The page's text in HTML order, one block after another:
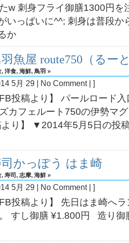
w 刺身フライ御膳1300円を
いっぱいに^^; 刺身は普段か
か
魚屋 route750（るー
, 洋食, 海鮮, 鳥羽 »
5月 29 | No Comment| ]
FB投稿より】 パールロード
カフェルート750の伊勢マ
り】 ▼2014年5月5日の投
かっぽう はま崎
, 寿司 , 志摩, 海鮮 »
5月 29 | No Comment| ]
FB投稿より】 先日はま崎へ
すし御膳 ¥1.800円 造り